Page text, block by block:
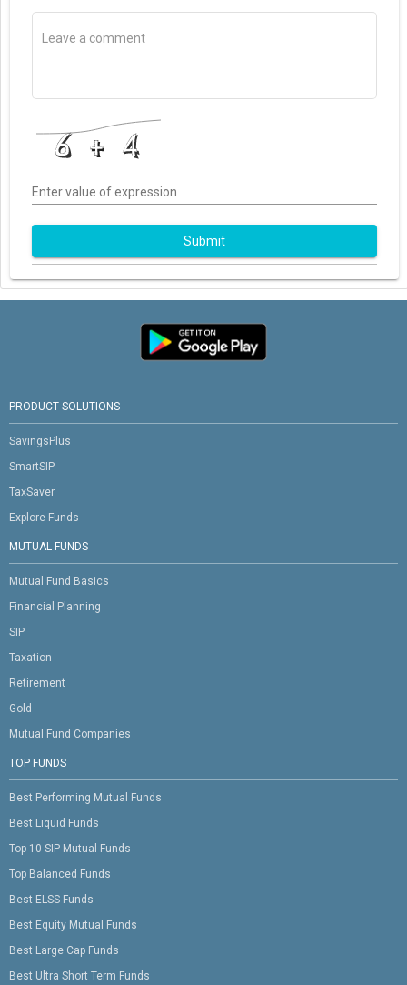
Enter value of expression
Submit
PRODUCT SOLUTIONS
SavingsPlus
SmartSIP
TaxSaver
Explore Funds
MUTUAL FUNDS
Mutual Fund Basics
Financial Planning
SIP
Taxation
Retirement
Gold
Mutual Fund Companies
TOP FUNDS
Best Performing Mutual Funds
Best Liquid Funds
Top 10 SIP Mutual Funds
Top Balanced Funds
Best ELSS Funds
Best Equity Mutual Funds
Best Large Cap Funds
Best Ultra Short Term Funds